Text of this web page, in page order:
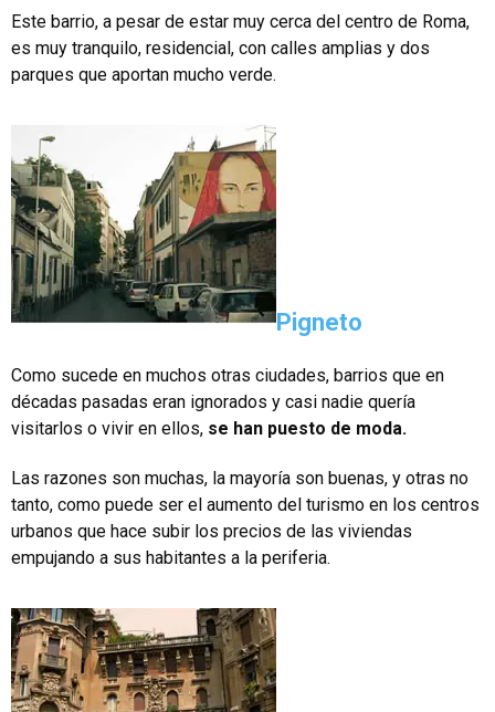
Este barrio, a pesar de estar muy cerca del centro de Roma,
es muy tranquilo, residencial, con calles amplias y dos
parques que aportan mucho verde.
Pigneto
Como sucede en muchos otras ciudades, barrios que en
décadas pasadas eran ignorados y casi nadie quería
visitarlos o vivir en ellos, se han puesto de moda.
Las razones son muchas, la mayoría son buenas, y otras no
tanto, como puede ser el aumento del turismo en los centros
urbanos que hace subir los precios de las viviendas
empujando a sus habitantes a la periferia.